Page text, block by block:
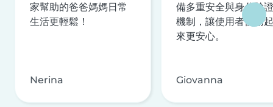
家幫助的爸爸媽媽日常
生活更輕鬆！
Nerina
備多重安全與身分驗證
機制，讓使用者使用起
來更安心。
Giovanna